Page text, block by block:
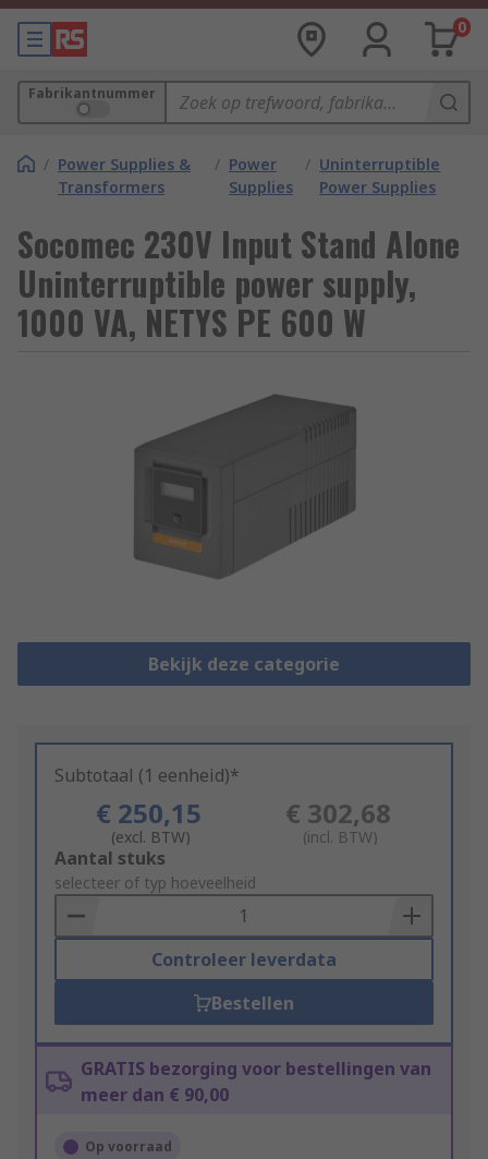
0
Fabrikantnummer
/ Power Supplies &
Transformers
/ Power
Supplies
/ Uninterruptible
Power Supplies
Socomec 230V Input Stand Alone
Uninterruptible power supply,
1000 VA, NETYS PE 600 W
Bekijk deze categorie
Subtotaal (1 eenheid)*
€ 250,15
(excl. BTW)
€ 302,68
(incl. BTW)
Add
to
Basket
Aantal stuks
selecteer of typ hoeveelheid
Controleer leverdata
Bestellen
GRATIS bezorging voor bestellingen van
meer dan € 90,00
Op voorraad